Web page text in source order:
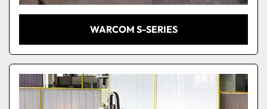
WARCOM S-SERIES